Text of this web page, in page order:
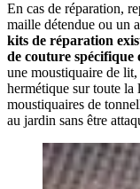
En cas de réparation,
maille détendue ou un
kits de réparation
de couture
une moustiquaire de
hermétique sur toute la
moustiquaires de
au jardin sans être